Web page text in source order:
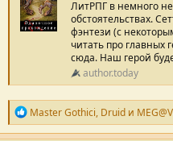
ЛитРПГ в немного
обстоятельствах.
фэнтези (с
читать про главных
сюда. Наш герой
author.today
Р
е
п
Master Gothici, Druid и